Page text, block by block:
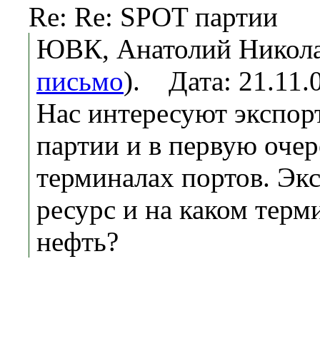
Re: Re: SPOT партии
ЮВК, Анатолий
письмо). Дата:
Нас интересуют
партии и в первую
терминалах портов.
ресурс и на каком
нефть?